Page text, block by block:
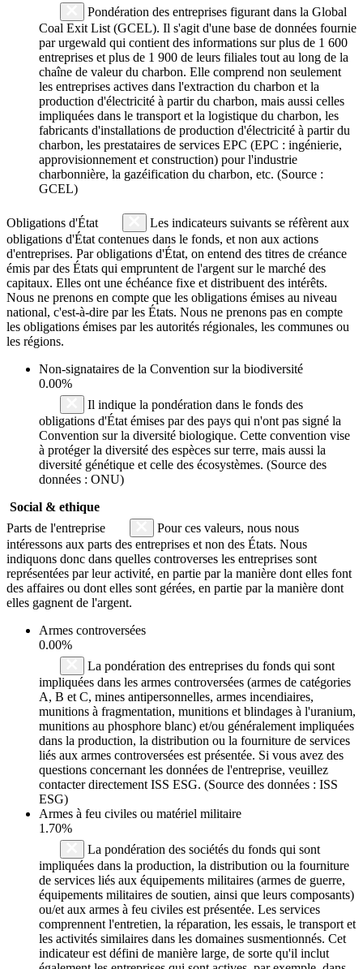
Pondération des entreprises figurant dans la Global
Coal Exit List (GCEL). Il s'agit d'une base de données fournie
par urgewald qui contient des informations sur plus de 1 600
entreprises et plus de 1 900 de leurs filiales tout au long de la
chaîne de valeur du charbon. Elle comprend non seulement
les entreprises actives dans l'extraction du charbon et la
production d'électricité à partir du charbon, mais aussi celles
impliquées dans le transport et la logistique du charbon, les
fabricants d'installations de production d'électricité à partir du
charbon, les prestataires de services EPC (EPC : ingénierie,
approvisionnement et construction) pour l'industrie
charbonnière, la gazéification du charbon, etc. (Source :
GCEL)
Obligations d'État
Les indicateurs suivants se réfèrent aux
obligations d'État contenues dans le fonds, et non aux actions
d'entreprises. Par obligations d'État, on entend des titres de créance
émis par des États qui empruntent de l'argent sur le marché des
capitaux. Elles ont une échéance fixe et distribuent des intérêts.
Nous ne prenons en compte que les obligations émises au niveau
national, c'est-à-dire par les États. Nous ne prenons pas en compte
les obligations émises par les autorités régionales, les communes ou
les régions.
Non-signataires de la Convention sur la biodiversité
0.00%
Il indique la pondération dans le fonds des
obligations d'État émises par des pays qui n'ont pas signé la
Convention sur la diversité biologique. Cette convention vise
à protéger la diversité des espèces sur terre, mais aussi la
diversité génétique et celle des écosystèmes. (Source des
données : ONU)
Social & ethique
Parts de l'entreprise
Pour ces valeurs, nous nous
intéressons aux parts des entreprises et non des États. Nous
indiquons donc dans quelles controverses les entreprises sont
représentées par leur activité, en partie par la manière dont elles font
des affaires ou dont elles sont gérées, en partie par la manière dont
elles gagnent de l'argent.
Armes controversées
0.00%
La pondération des entreprises du fonds qui sont
impliquées dans les armes controversées (armes de catégories
A, B et C, mines antipersonnelles, armes incendiaires,
munitions à fragmentation, munitions et blindages à l'uranium,
munitions au phosphore blanc) et/ou généralement impliquées
dans la production, la distribution ou la fourniture de services
liés aux armes controversées est présentée. Si vous avez des
questions concernant les données de l'entreprise, veuillez
contacter directement ISS ESG. (Source des données : ISS
ESG)
Armes à feu civiles ou matériel militaire
1.70%
La pondération des sociétés du fonds qui sont
impliquées dans la production, la distribution ou la fourniture
de services liés aux équipements militaires (armes de guerre,
équipements militaires de soutien, ainsi que leurs composants)
ou/et aux armes à feu civiles est présentée. Les services
comprennent l'entretien, la réparation, les essais, le transport et
les activités similaires dans les domaines susmentionnés. Cet
indicateur est défini de manière large, de sorte qu'il inclut